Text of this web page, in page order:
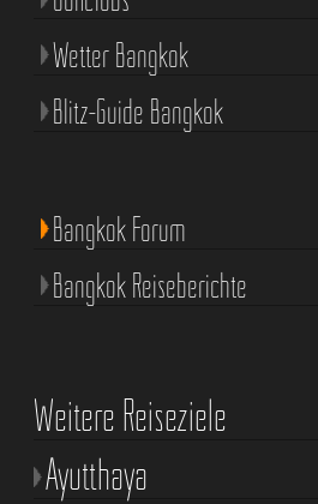
Wetter Bangkok
Blitz-Guide Bangkok
Bangkok Forum
Bangkok Reiseberichte
Weitere Reiseziele
Ayutthaya